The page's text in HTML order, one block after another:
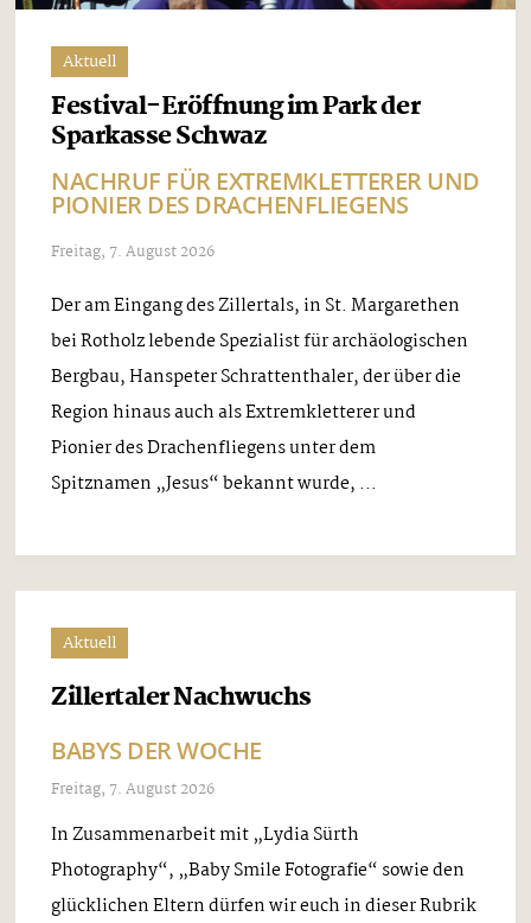
Aktuell
Festival-Eröffnung im Park der
Sparkasse Schwaz
NACHRUF FÜR EXTREMKLETTERER UND
PIONIER DES DRACHENFLIEGENS
Freitag, 7. August 2026
Der am Eingang des Zillertals, in St. Margarethen
bei Rotholz lebende Spezialist für archäologischen
Bergbau, Hanspeter Schrattenthaler, der über die
Region hinaus auch als Extremkletterer und
Pionier des Drachenfliegens unter dem
Spitznamen „Jesus“ bekannt wurde, ...
Aktuell
Zillertaler Nachwuchs
BABYS DER WOCHE
Freitag, 7. August 2026
In Zusammenarbeit mit „Lydia Sürth
Photography“, „Baby Smile Fotografie“ sowie den
glücklichen Eltern dürfen wir euch in dieser Rubrik